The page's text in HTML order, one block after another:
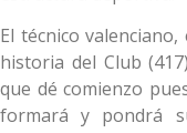
El técnico
historia del Club
que dé comienzo
formará y pondrá